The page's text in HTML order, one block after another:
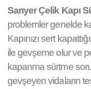
Sarıyer Çelik Kapı
problemler genelde
Kapınızı sert
ile gevşeme olur ve
kapanma sürtme
gevşeyen vidaların